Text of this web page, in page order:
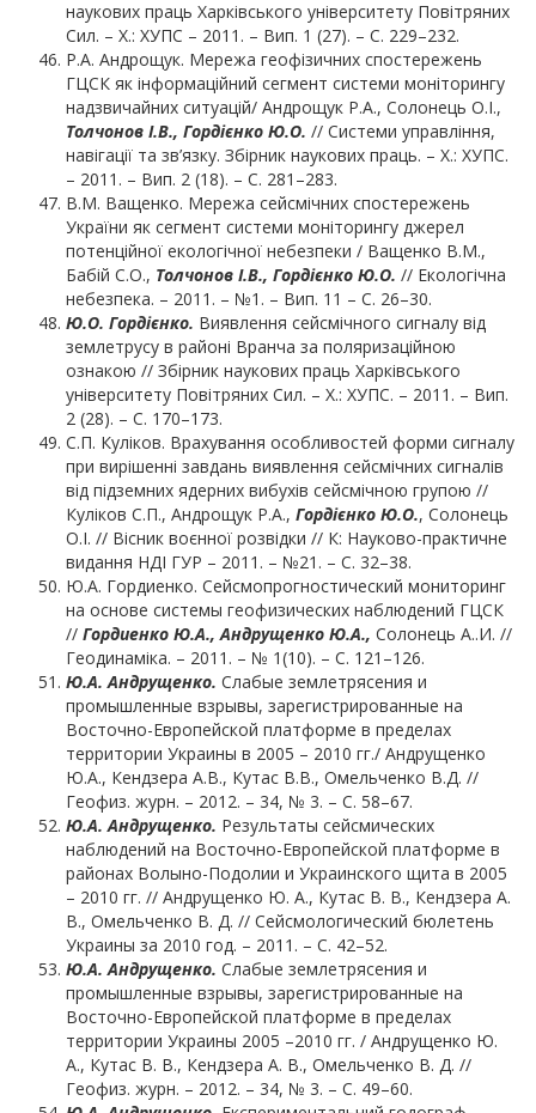
наукових праць Харківського університету Повітряних
Сил. – Х.: ХУПС – 2011. – Вип. 1 (27). – С. 229–232.
Р.А. Андрощук. Мережа геофізичних спостережень
ГЦСК як інформаційний сегмент системи моніторингу
надзвичайних ситуацій/ Андрощук Р.А., Солонець О.І.,
Толчонов І.В., Гордієнко Ю.О. // Системи управління,
навігації та зв’язку. Збірник наукових праць. – Х.: ХУПС.
– 2011. – Вип. 2 (18). – С. 281–283.
В.М. Ващенко. Мережа сейсмічних спостережень
України як сегмент системи моніторингу джерел
потенційної екологічної небезпеки / Ващенко В.М.,
Бабій С.О., Толчонов І.В., Гордієнко Ю.О. // Екологічна
небезпека. – 2011. – №1. – Вип. 11 – С. 26–30.
Ю.О. Гордієнко. Виявлення сейсмічного сигналу від
землетрусу в районі Вранча за поляризаційною
ознакою // Збірник наукових праць Харківського
університету Повітряних Сил. – Х.: ХУПС. – 2011. – Вип.
2 (28). – С. 170–173.
С.П. Куліков. Врахування особливостей форми сигналу
при вирішенні завдань виявлення сейсмічних сигналів
від підземних ядерних вибухів сейсмічною групою //
Куліков С.П., Андрощук Р.А., Гордієнко Ю.О., Солонець
О.І. // Вісник воєнної розвідки // К: Науково-практичне
видання НДІ ГУР – 2011. – №21. – С. 32–38.
Ю.А. Гордиенко. Сейсмопрогностический мониторинг
на основе системы геофизических наблюдений ГЦСК
// Гордиенко Ю.А., Андрущенко Ю.А., Солонець А..И. //
Геодинаміка. – 2011. – № 1(10). – С. 121–126.
Ю.А. Андрущенко. Слабые землетрясения и
промышленные взрывы, зарегистрированные на
Восточно-Европейской платформе в пределах
территории Украины в 2005 – 2010 гг./ Андрущенко
Ю.А., Кендзера А.В., Кутас В.В., Омельченко В.Д. //
Геофиз. журн. – 2012. – 34, № 3. – С. 58–67.
Ю.А. Андрущенко. Результаты сейсмических
наблюдений на Восточно-Европейской платформе в
районах Волыно-Подолии и Украинского щита в 2005
– 2010 гг. // Андрущенко Ю. А., Кутас В. В., Кендзера А.
В., Омельченко В. Д. // Сейсмологический бюлетень
Украины за 2010 год. – 2011. – С. 42–52.
Ю.А. Андрущенко. Слабые землетрясения и
промышленные взрывы, зарегистрированные на
Восточно-Европейской платформе в пределах
территории Украины 2005 –2010 гг. / Андрущенко Ю.
А., Кутас В. В., Кендзера А. В., Омельченко В. Д. //
Геофиз. журн. – 2012. – 34, № 3. – С. 49–60.